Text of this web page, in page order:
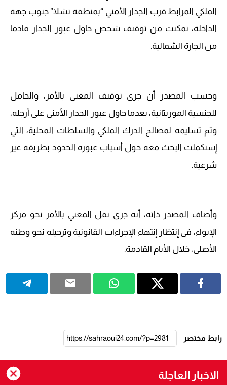
الملكي المرابط قرب الجدار الأمني “بمنطقة تشلا” جنوب جهة
الداخلة، تمكنت من توقيف شخص حاول عبور الجدار قادما
من الجارة الشمالية.
وحسب المصدر أن جرى توقيف المعني بالأمر، والحامل
للجنسية الموريتانية، بعدما حاول عبور الجدار الأمني على أرجله،
وتم تسليمه لمصالح الدرك الملكي والسلطات المحلية، التي
إستكملت البحث معه حول أسباب عبوره الحدود بطريقة غير
شرعية.
وأضاف المصدر ذاته، أنه جرى نقل المعني بالأمر نحو مركز
الإيواء، في إنتظار إنتهاء الإجراءات القانونية وترحيله نحو وطنه
الأصلي، خلال الأيام القادمة.
رابط مختصر
الاخبار العاجلة